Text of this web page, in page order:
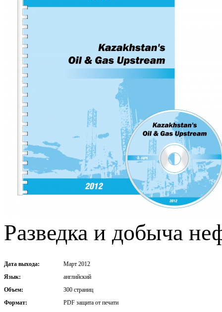
Разведка и добыча
Дата выхода:
Март 2012
Язык:
английский
Объем:
300 страниц
Формат:
PDF защита от печати